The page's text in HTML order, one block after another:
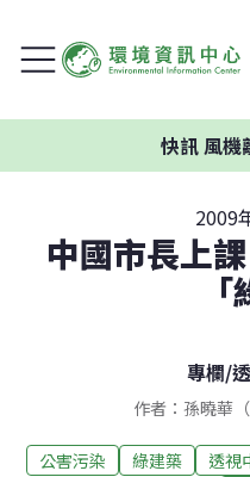
快訊風機離
2009
中國市長上
專欄/
作者：孫曉華
公害污染 綠建築 透視